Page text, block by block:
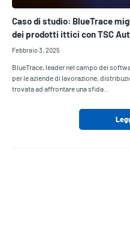
Caso di studio: BlueTrace
dei prodotti ittici con TSC
Febbraio 3, 2025
BlueTrace, leader nel campo dei
per le aziende di lavorazione,
trovata ad affrontare una sfida…